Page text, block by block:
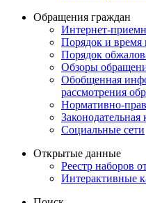
Обращения граждан
Интернет-
Порядок и время
Порядок
Обзоры
Обобщенная
рассмотрения
Нормативно-
Законодательная
Социальные сети
Открытые данные
Реестр наборов
Интерактивные